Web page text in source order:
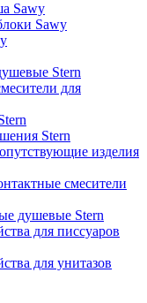
Sawy
Sawy
Stern
для
Stern
изделия
смесители
душевые Stern
для писсуаров
для унитазов